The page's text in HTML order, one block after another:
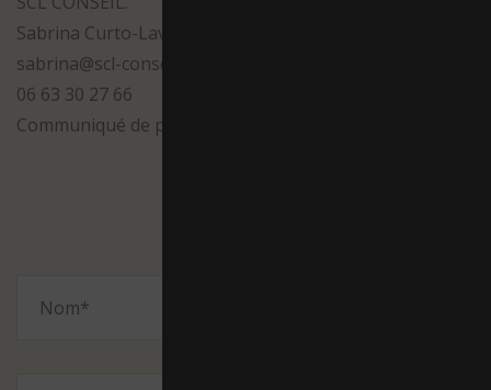
Sabrina Curto-Laverny
sabrina@scl-conseil.fr
06 63 30 27 66
Communiqué de presse à télécharger (à venir)